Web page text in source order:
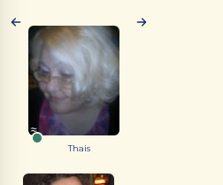
Thais